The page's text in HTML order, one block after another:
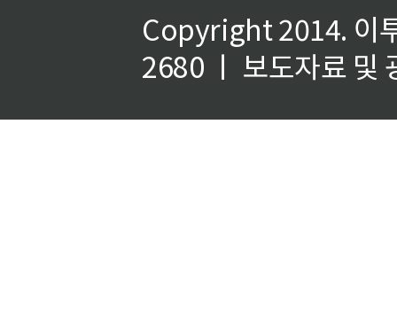
Copyright 2014. 이
2680 ㅣ 보도자료